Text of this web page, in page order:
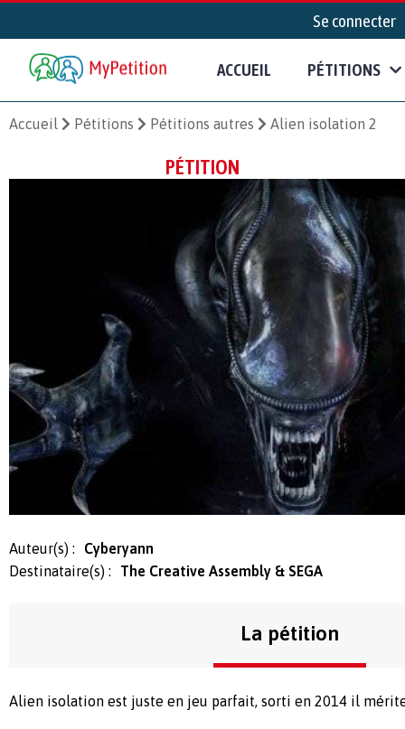
Se connecter
ACCUEIL PÉTITIONS
Accueil Pétitions Pétitions autres Alien isolation 2
PÉTITION
Auteur(s) :
Cyberyann
Destinataire(s) :
The Creative Assembly & SEGA
La pétition
Alien isolation est juste en jeu parfait, sorti en 2014 il